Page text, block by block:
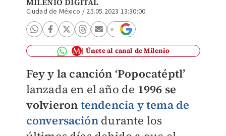
Ciudad de México / 25.05.2023 13:30:00
Únete al canal de Milenio
Fey y la canción ‘Popocatéptl’
lanzada en el año de 1996 se
volvieron tendencia y tema de
conversacióndurante los